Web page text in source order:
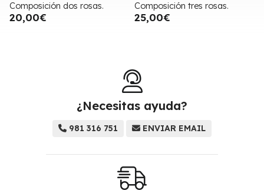
Composición dos rosas.
20,00€
Composición tres rosas.
25,00€
¿Necesitas ayuda?
981 316 751 ENVIAR EMAIL